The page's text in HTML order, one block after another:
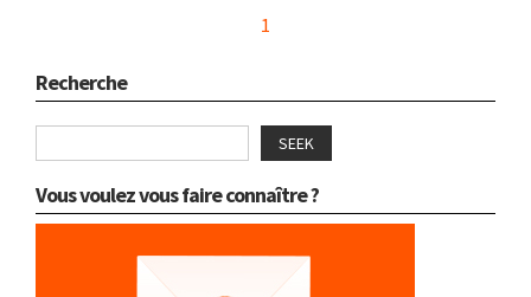
1
Recherche
SEEK
Vous voulez vous faire connaître ?